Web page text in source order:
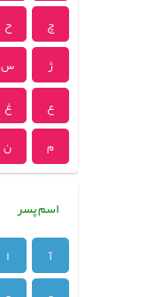
چ
ح
ژ
س
ع
غ
م
ن
اسم پسر
آ ا